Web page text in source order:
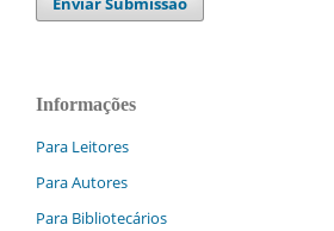
Informações
Para Leitores
Para Autores
Para Bibliotecários